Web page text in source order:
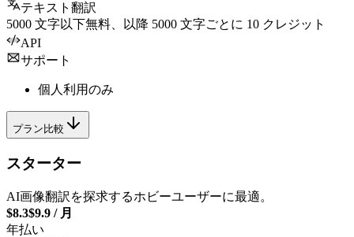
テキスト翻訳
5000 文字以下無料、以降 5000 文字ごとに 10 クレジット
API
サポート
個人利用のみ
プラン比較
スターター
AI画像翻訳を探求するホビーユーザーに最適。
$8.3$9.9 / 月
年払い